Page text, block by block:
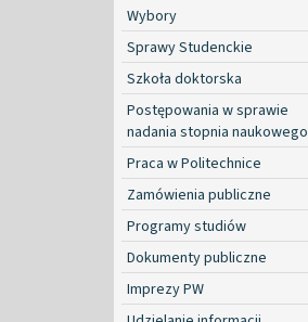
Wybory
Sprawy Studenckie
Szkoła doktorska
Postępowania w sprawie
nadania stopnia naukowego
Praca w Politechnice
Zamówienia publiczne
Programy studiów
Dokumenty publiczne
Imprezy PW